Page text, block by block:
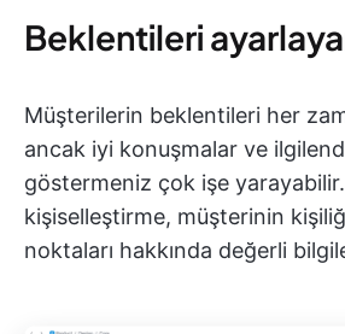
Beklentileri
Müşterilerin beklentileri her
ancak iyi konuşmalar ve
göstermeniz çok işe yarayabilir.
kişiselleştirme, müşterinin
noktaları hakkında değerli